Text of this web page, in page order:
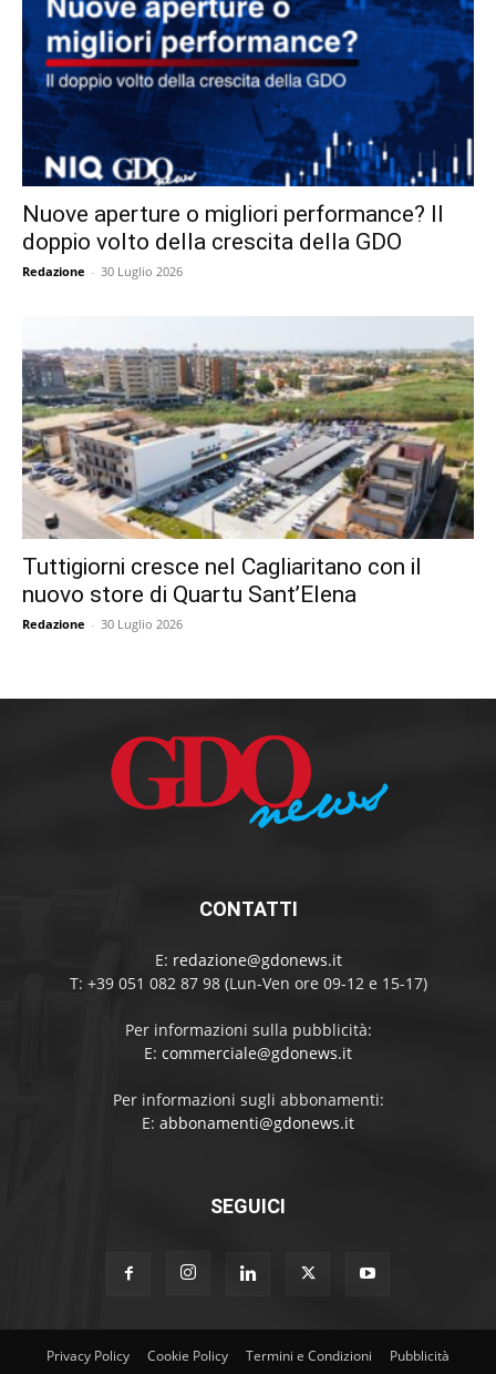
Nuove aperture o migliori performance? Il
doppio volto della crescita della GDO
Redazione - 30 Luglio 2026
Tuttigiorni cresce nel Cagliaritano con il
nuovo store di Quartu Sant’Elena
Redazione - 30 Luglio 2026
CONTATTI
E: redazione@gdonews.it
T: +39 051 082 87 98 (Lun-Ven ore 09-12 e 15-17)
Per informazioni sulla pubblicità:
E: commerciale@gdonews.it
Per informazioni sugli abbonamenti:
E: abbonamenti@gdonews.it
SEGUICI
Privacy Policy Cookie Policy Termini e Condizioni Pubblicità